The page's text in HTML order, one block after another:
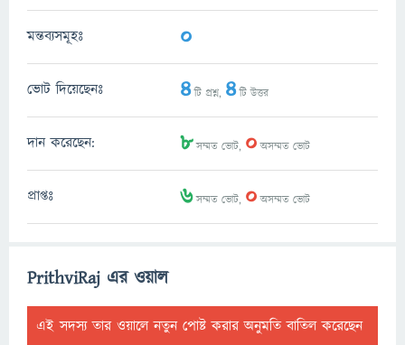
মন্তব্যসমূহঃ 0
ভোট দিয়েছেনঃ 4টি প্রশ্ন, 4টি উত্তর
দান করেছেন: 8সম্মত ভোট, 0অসম্মত ভোট
প্রাপ্তঃ 6সম্মত ভোট, 0অসম্মত ভোট
PrithviRaj এর ওয়াল
এই সদস্য তার ওয়ালে নতুন পোষ্ট করার অনুমতি বাতিল করেছেন